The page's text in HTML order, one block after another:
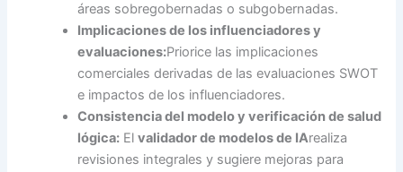
áreas sobregobernadas o subgobernadas.
Implicaciones de los influenciadores y
evaluaciones:Priorice las implicaciones
comerciales derivadas de las evaluaciones SWOT
e impactos de los influenciadores.
Consistencia del modelo y verificación de salud
lógica: Elvalidador de modelos de IArealiza
revisiones integrales y sugiere mejoras para